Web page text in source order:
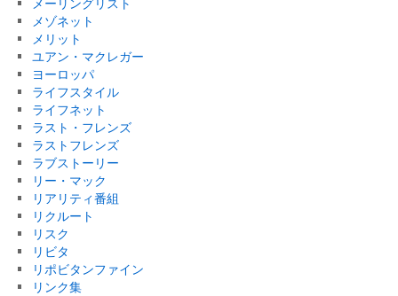
メゾネット
メリット
ユアン・マクレガー
ヨーロッパ
ライフスタイル
ライフネット
ラスト・フレンズ
ラストフレンズ
ラブストーリー
リー・マック
リアリティ番組
リクルート
リスク
リビタ
リポビタンファイン
リンク集